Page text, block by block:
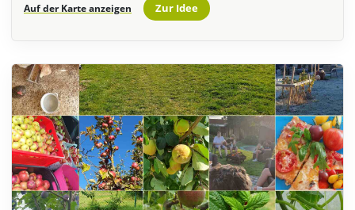
Auf der Karte anzeigen Zur Idee